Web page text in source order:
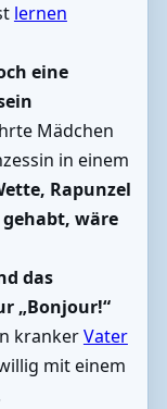
lernen
eine
Mädchen
in einem
Rapunzel
wäre
das
„Bonjour!“
krankerVater
mit einem